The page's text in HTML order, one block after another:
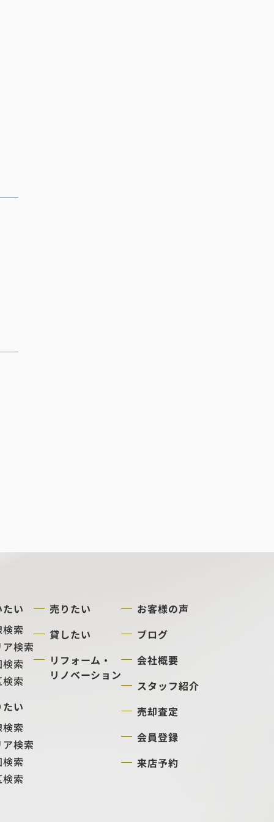
い
索
検索
索
索
い
索
検索
索
索
売りたい
貸したい
リフォーム・
リノベーション
お客様の声
ブログ
会社概要
スタッフ紹介
売却査定
会員登録
来店予約